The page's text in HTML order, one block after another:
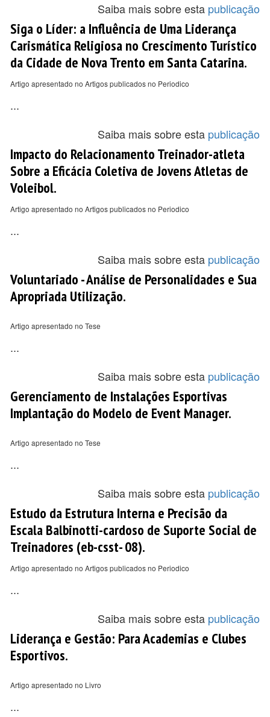
Saiba mais sobre esta publicação
Siga o Líder: a Influência de Uma Liderança
Carismática Religiosa no Crescimento Turístico
da Cidade de Nova Trento em Santa Catarina.
Artigo apresentado no Artigos publicados no Periodico
...
Saiba mais sobre esta publicação
Impacto do Relacionamento Treinador-atleta
Sobre a Eficácia Coletiva de Jovens Atletas de
Voleibol.
Artigo apresentado no Artigos publicados no Periodico
...
Saiba mais sobre esta publicação
Voluntariado - Análise de Personalidades e Sua
Apropriada Utilização.
Artigo apresentado no Tese
...
Saiba mais sobre esta publicação
Gerenciamento de Instalações Esportivas
Implantação do Modelo de Event Manager.
Artigo apresentado no Tese
...
Saiba mais sobre esta publicação
Estudo da Estrutura Interna e Precisão da
Escala Balbinotti-cardoso de Suporte Social de
Treinadores (eb-csst- 08).
Artigo apresentado no Artigos publicados no Periodico
...
Saiba mais sobre esta publicação
Liderança e Gestão: Para Academias e Clubes
Esportivos.
Artigo apresentado no Livro
...